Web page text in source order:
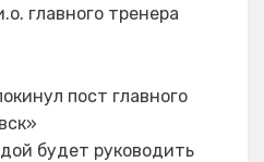
главного тренера
пост главного
будет руководить